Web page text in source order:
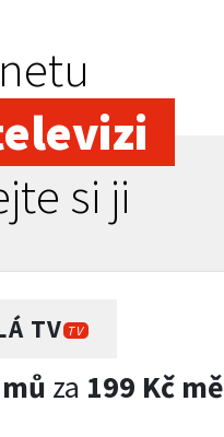
si ji
TV TV
za 199 Kč